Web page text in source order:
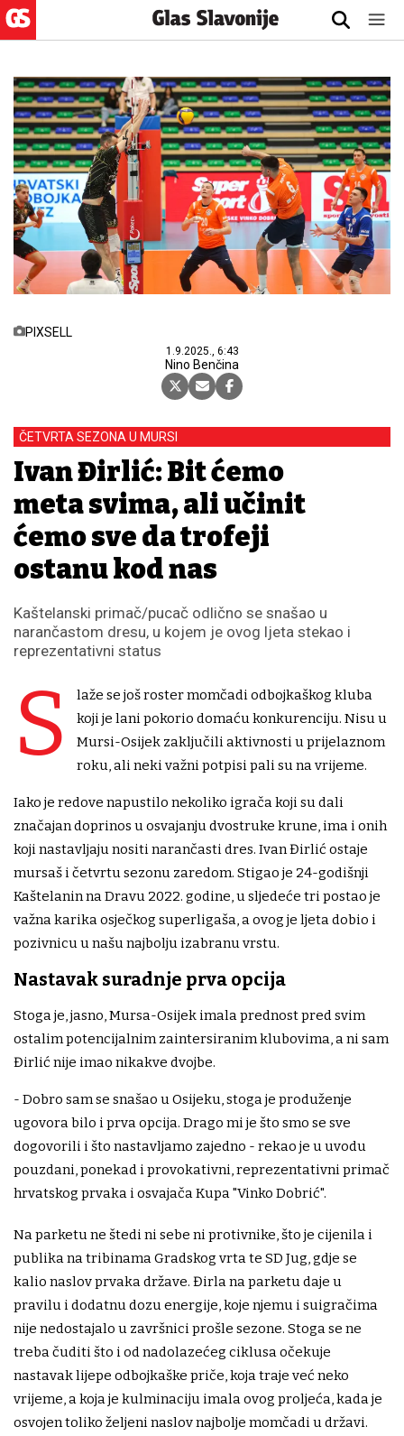
PIXSELL
1.9.2025., 6:43
Nino Benčina
ČETVRTA SEZONA U MURSI
Ivan Đirlić: Bit ćemo
meta svima, ali učinit
ćemo sve da trofeji
ostanu kod nas
Kaštelanski primač/pucač odlično se snašao u
narančastom dresu, u kojem je ovog ljeta stekao i
reprezentativni status
S
laže se još roster momčadi odbojkaškog kluba
koji je lani pokorio domaću konkurenciju. Nisu u
Mursi-Osijek zaključili aktivnosti u prijelaznom
roku, ali neki važni potpisi pali su na vrijeme.
Iako je redove napustilo nekoliko igrača koji su dali
značajan doprinos u osvajanju dvostruke krune, ima i onih
koji nastavljaju nositi narančasti dres. Ivan Đirlić ostaje
mursaš i četvrtu sezonu zaredom. Stigao je 24-godišnji
Kaštelanin na Dravu 2022. godine, u sljedeće tri postao je
važna karika osječkog superligaša, a ovog je ljeta dobio i
pozivnicu u našu najbolju izabranu vrstu.
Nastavak suradnje prva opcija
Stoga je, jasno, Mursa-Osijek imala prednost pred svim
ostalim potencijalnim zaintersiranim klubovima, a ni sam
Đirlić nije imao nikakve dvojbe.
- Dobro sam se snašao u Osijeku, stoga je produženje
ugovora bilo i prva opcija. Drago mi je što smo se sve
dogovorili i što nastavljamo zajedno - rekao je u uvodu
pouzdani, ponekad i provokativni, reprezentativni primač
hrvatskog prvaka i osvajača Kupa "Vinko Dobrić".
Na parketu ne štedi ni sebe ni protivnike, što je cijenila i
publika na tribinama Gradskog vrta te SD Jug, gdje se
kalio naslov prvaka države. Đirla na parketu daje u
pravilu i dodatnu dozu energije, koje njemu i suigračima
nije nedostajalo u završnici prošle sezone. Stoga se ne
treba čuditi što i od nadolazećeg ciklusa očekuje
nastavak lijepe odbojkaške priče, koja traje već neko
vrijeme, a koja je kulminaciju imala ovog proljeća, kada je
osvojen toliko željeni naslov najbolje momčadi u državi.